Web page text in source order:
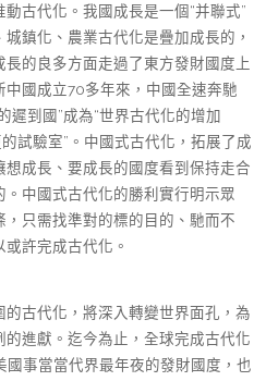
古代化。我國成長是一個“并聯式”
鎮化、農業古代化是疊加成長的，
的良多方面走過了東方發財國度上
國成立70多年來，中國全速奔馳
遲到國”成為“世界古代化的增加
試驗室”。中國式古代化，拓展了成
成長、要成長的國度看到保持走合
中國式古代化的勝利實行明示眾
只需找準對的標的目的、馳而不
許完成古代化。
古代化，將深入轉變世界面孔，為
進獻。迄今為止，全球完成古代化
國事當當代界最年夜的發財國度，也